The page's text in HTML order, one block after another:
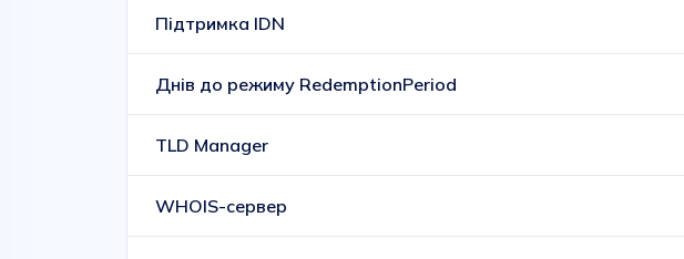
Підтримка IDN
Днів до режиму RedemptionPeriod
TLD Manager
WHOIS-сервер